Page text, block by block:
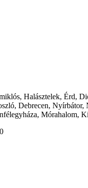
Halásztelek,
Debrecen,
Mórahalom,